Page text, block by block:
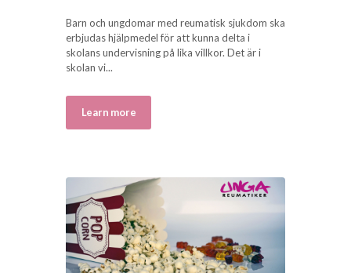
Barn och ungdomar med reumatisk sjukdom ska
erbjudas hjälpmedel för att kunna delta i
skolans undervisning på lika villkor. Det är i
skolan vi...
Learn more